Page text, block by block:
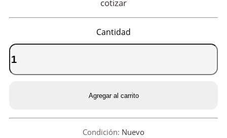
cotizar
Cantidad
Agregar al carrito
Condición: Nuevo